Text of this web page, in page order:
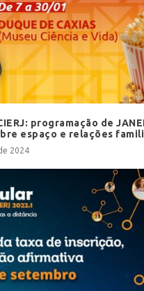
programação de
espaço e relações
2024